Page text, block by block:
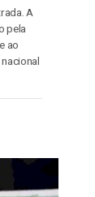
A
pela
ao